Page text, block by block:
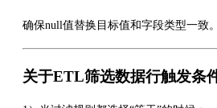
确保null值替换目标值和字段类型一致。
关于ETL筛选数据行触发条